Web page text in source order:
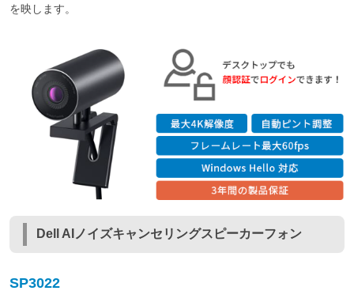
を映します。
Dell AIノイズキャンセリングスピーカーフォン
SP3022